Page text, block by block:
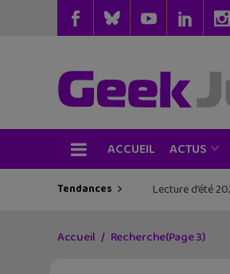
ACCUEIL ACTUS
Tendances Lecture d’été
Les sorties
Accueil Recherche(Page 3)